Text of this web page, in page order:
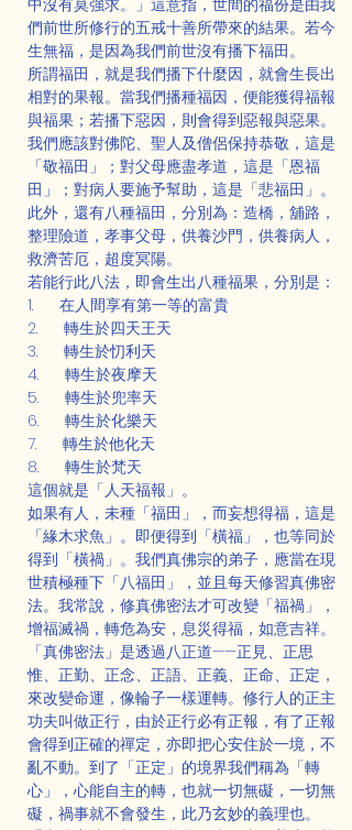
中沒有莫強求。」這意指，世間的福份是由我
們前世所修行的五戒十善所帶來的結果。若今
生無福，是因為我們前世沒有播下福田。
所謂福田，就是我們播下什麼因，就會生長出
相對的果報。當我們播種福因，便能獲得福報
與福果；若播下惡因，則會得到惡報與惡果。
我們應該對佛陀、聖人及僧侶保持恭敬，這是
「敬福田」；對父母應盡孝道，這是「恩福
田」；對病人要施予幫助，這是「悲福田」。
此外，還有八種福田，分別為：造橋，舖路，
整理險道，孝事父母，供養沙門，供養病人，
救濟苦厄，超度冥陽。
若能行此八法，即會生出八種福果，分別是：
1.      在人間享有第一等的富貴
2.      轉生於四天王天
3.      轉生於忉利天
4.      轉生於夜摩天
5.      轉生於兜率天
6.      轉生於化樂天
7.      轉生於他化天
8.      轉生於梵天
這個就是「人天福報」。
如果有人，未種「福田」，而妄想得福，這是
「緣木求魚」。即便得到「橫福」，也等同於
得到「橫禍」。我們真佛宗的弟子，應當在現
世積極種下「八福田」，並且每天修習真佛密
法。我常說，修真佛密法才可改變「福禍」，
增福滅禍，轉危為安，息災得福，如意吉祥。
「真佛密法」是透過八正道——正見、正思
惟、正勤、正念、正語、正義、正命、正定，
來改變命運，像輪子一樣運轉。修行人的正主
功夫叫做正行，由於正行必有正報，有了正報
會得到正確的禪定，亦即把心安住於一境，不
亂不動。到了「正定」的境界我們稱為「轉
心」，心能自主的轉，也就一切無礙，一切無
礙，禍事就不會發生，此乃玄妙的義理也。